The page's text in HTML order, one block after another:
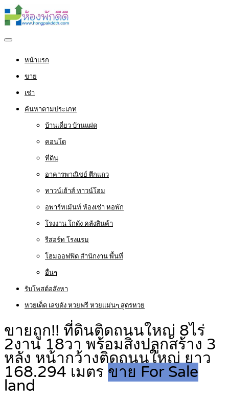
หน้าแรก
ขาย
เช่า
ค้นหาตามประเภท
บ้านเดี่ยว บ้านแฝด
คอนโด
ที่ดิน
อาคารพาณิชย์ ตึกแถว
ทาวน์เฮ้าส์ ทาวน์โฮม
อพาร์ทเม้นท์ ห้องเช่า หอพัก
โรงงาน โกดัง คลังสินค้า
รีสอร์ท โรงแรม
โฮมออฟฟิต สำนักงาน พื้นที่
อื่นๆ
รับโพสต์อสังหา
หวยเด็ด เลขดัง หวยฟรี หวยแม่นๆ สูตรหวย
ขายถูก!! ที่ดินติดถนนใหญ่ 8ไร่
2งาน 18วา พร้อมสิ่งปลูกสร้าง 3
หลัง หน้ากว้างติดถนนใหญ่ ยาว
168.294 เมตร ขาย For Sale
land